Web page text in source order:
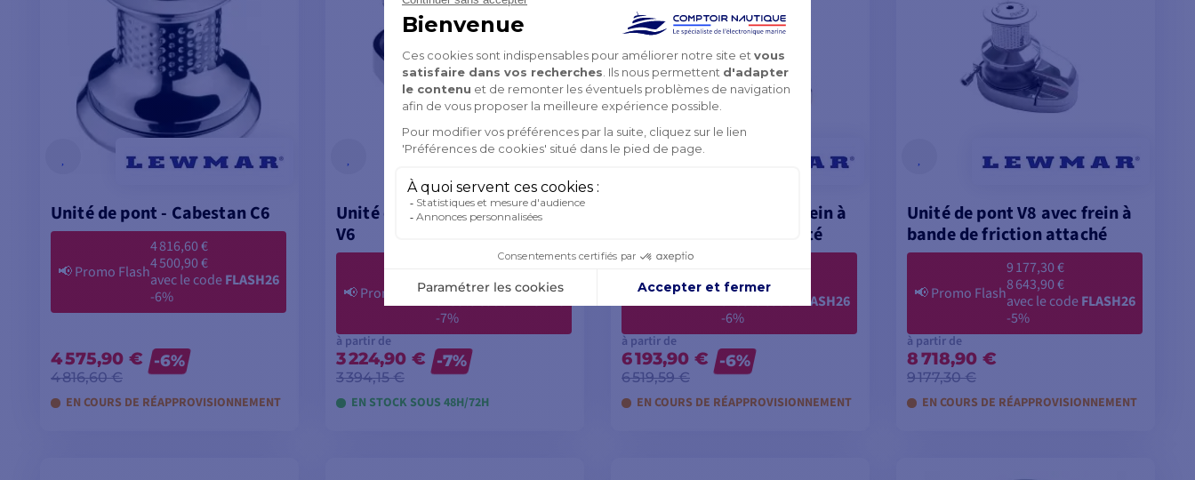
Unité de pont - Cabestan C6
📢Promo Flash
4 816,60 €
4 500,90 €
avec le codeFLASH26
-6%
4 575,90 €
4 816,60 €
-6%
EN COURS DE RÉAPPROVISIONNEMENT
Unité de pont pour guindeau
V6
📢Promo Flash3 149,90 €
avec le codeFLASH26
-7%
à partir de
3 224,90 €
3 394,15 €
-7%
EN STOCK SOUS 48H/72H
Unité de pont V8 avec frein à
bande de friction déporté
📢Promo Flash6 118,90 €
avec le codeFLASH26
-6%
à partir de
6 193,90 €
6 519,59 €
-6%
EN COURS DE RÉAPPROVISIONNEMENT
Unité de pont V8 avec frein à
bande de friction attaché
📢Promo Flash
9 177,30 €
8 643,90 €
avec le codeFLASH26
-5%
à partir de
8 718,90 €
9 177,30 €
EN COURS DE RÉAPPROVISIONNEMENT